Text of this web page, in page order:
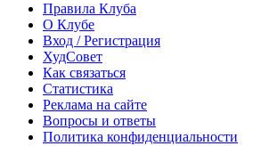
Правила Клуба
О Клубе
Вход / Регистрация
ХудСовет
Как связаться
Статистика
Реклама на сайте
Вопросы и ответы
Политика конфиденциальности